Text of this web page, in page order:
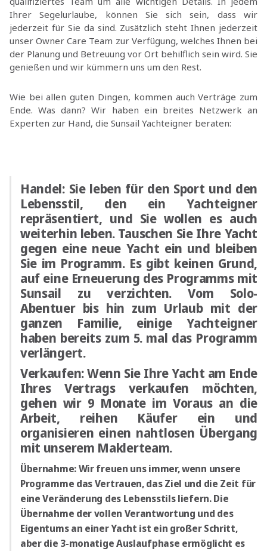
Ihrer Segelurlaube, können Sie sich sein, dass wir
jederzeit für Sie da sind. Zusätzlich steht Ihnen jederzeit
unser Owner Care Team zur Verfügung, welches Ihnen bei
der Planung und Betreuung vor Ort behilflich sein wird. Sie
genießen und wir kümmern uns um den Rest.
Wie bei allen guten Dingen, kommen auch Verträge zum
Ende. Was dann? Wir haben ein breites Netzwerk an
Experten zur Hand, die Sunsail Yachteigner beraten:
Handel:Sie leben für den Sport und den
Lebensstil, den ein Yachteigner
repräsentiert, und Sie wollen es auch
weiterhin leben. Tauschen Sie Ihre Yacht
gegen eine neue Yacht ein und bleiben
Sie im Programm. Es gibt keinen Grund,
auf eine Erneuerung des Programms mit
Sunsail zu verzichten. Vom Solo-
Abentuer bis hin zum Urlaub mit der
ganzen Familie, einige Yachteigner
haben bereits zum 5. mal das Programm
verlängert.
Verkaufen:Wenn Sie Ihre Yacht am Ende
Ihres Vertrags verkaufen möchten,
gehen wir 9 Monate im Voraus an die
Arbeit, reihen Käufer ein und
organisieren einen nahtlosen Übergang
mit unserem Maklerteam.
Übernahme:Wir freuen uns immer, wenn unsere
Programme das Vertrauen, das Ziel und die Zeit für
eine Veränderung des Lebensstils liefern. Die
Übernahme der vollen Verantwortung und des
Eigentums an einer Yacht ist ein großer Schritt,
aber die 3-monatige Auslaufphase ermöglicht es